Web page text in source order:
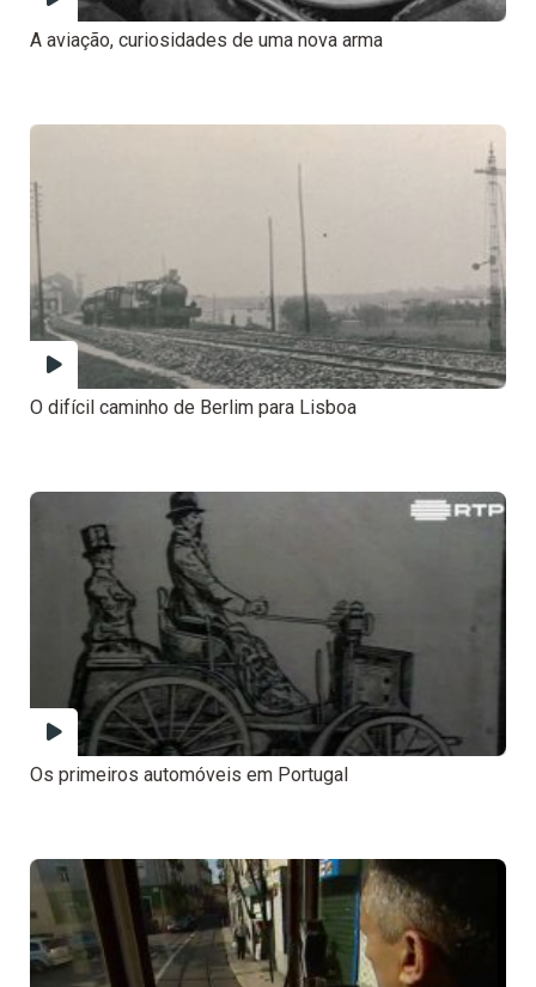
A aviação, curiosidades de uma nova arma
O difícil caminho de Berlim para Lisboa
Os primeiros automóveis em Portugal